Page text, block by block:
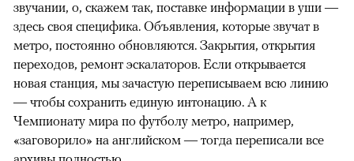
звучании, о, скажем так, поставке информации в уши —
здесь своя специфика. Объявления, которые звучат в
метро, постоянно обновляются. Закрытия, открытия
переходов, ремонт эскалаторов. Если открывается
новая станция, мы зачастую переписываем всю линию
— чтобы сохранить единую интонацию. А к
Чемпионату мира по футболу метро, например,
«заговорило» на английском — тогда переписали все